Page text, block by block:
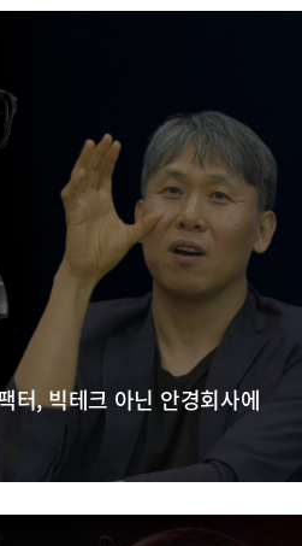
터, 빅테크 아닌 안경회사에